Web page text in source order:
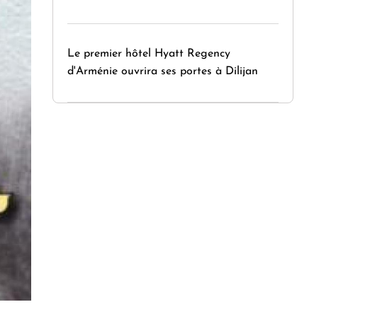
Le premier hôtel Hyatt Regency
d'Arménie ouvrira ses portes à Dilijan